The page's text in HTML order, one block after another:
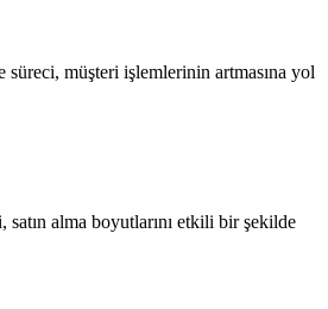
müşteri işlemlerinin artmasına yol
alma boyutlarını etkili bir şekilde